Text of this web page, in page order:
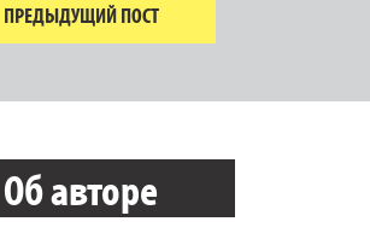
ПРЕДЫДУЩИЙ ПОСТ
Об авторе